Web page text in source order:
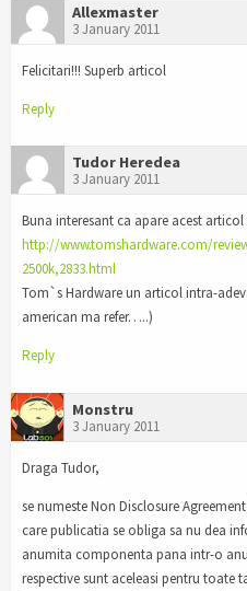
Allexmaster
3 January 2011
Felicitari!!! Superb articol
Reply
Tudor Heredea
3 January 2011
Buna interesant ca apare acest
http://www.tomshardware.com/
2500k,2833.html
Tom`s Hardware un articol intra-
american ma refer…..)
Reply
Monstru
3 January 2011
Draga Tudor,
se numeste Non Disclosure
care publicatia se obliga sa nu dea
anumita componenta pana intr-o
respective sunt aceleasi pentru toate